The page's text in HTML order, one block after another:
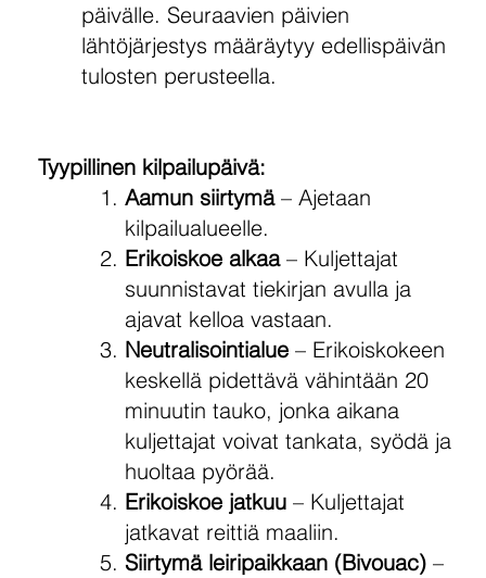
päivälle. Seuraavien päivien
lähtöjärjestys määräytyy edellispäivän
tulosten perusteella.
Tyypillinen kilpailupäivä:
Aamun siirtymä– Ajetaan
kilpailualueelle.
Erikoiskoe alkaa– Kuljettajat
suunnistavat tiekirjan avulla ja
ajavat kelloa vastaan.
Neutralisointialue– Erikoiskokeen
keskellä pidettävä vähintään 20
minuutin tauko, jonka aikana
kuljettajat voivat tankata, syödä ja
huoltaa pyörää.
Erikoiskoe jatkuu– Kuljettajat
jatkavat reittiä maaliin.
Siirtymä leiripaikkaan (Bivouac)–